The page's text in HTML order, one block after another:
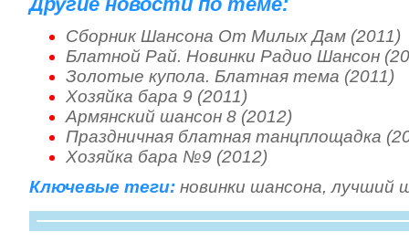
Сборник Шансона От Милых Дам (2011)
Блатной Рай. Новинки Радио Шансон
Золотые купола. Блатная тема (2011)
Хозяйка бара 9 (2011)
Армянский шансон 8 (2012)
Праздничная блатная танцплощадка
Хозяйка бара №9 (2012)
Ключевые теги: новинки шансона,лучший